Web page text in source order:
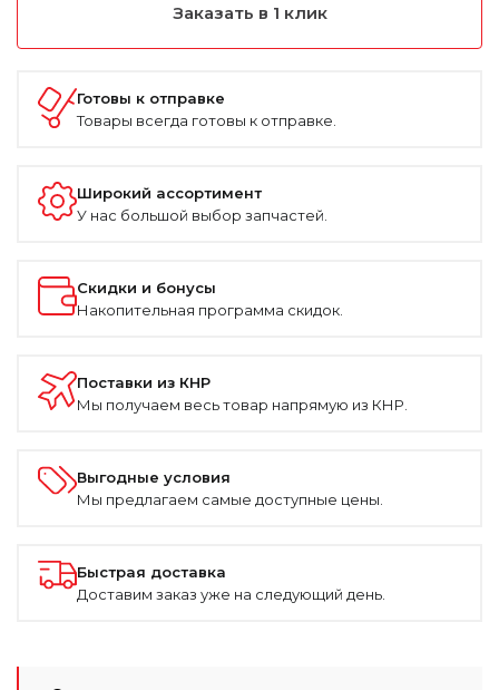
Заказать в 1 клик
Готовы к отправке
Товары всегда готовы к отправке.
Широкий ассортимент
У нас большой выбор запчастей.
Скидки и бонусы
Накопительная программа скидок.
Поставки из КНР
Мы получаем весь товар напрямую из КНР.
Выгодные условия
Мы предлагаем самые доступные цены.
Быстрая доставка
Доставим заказ уже на следующий день.